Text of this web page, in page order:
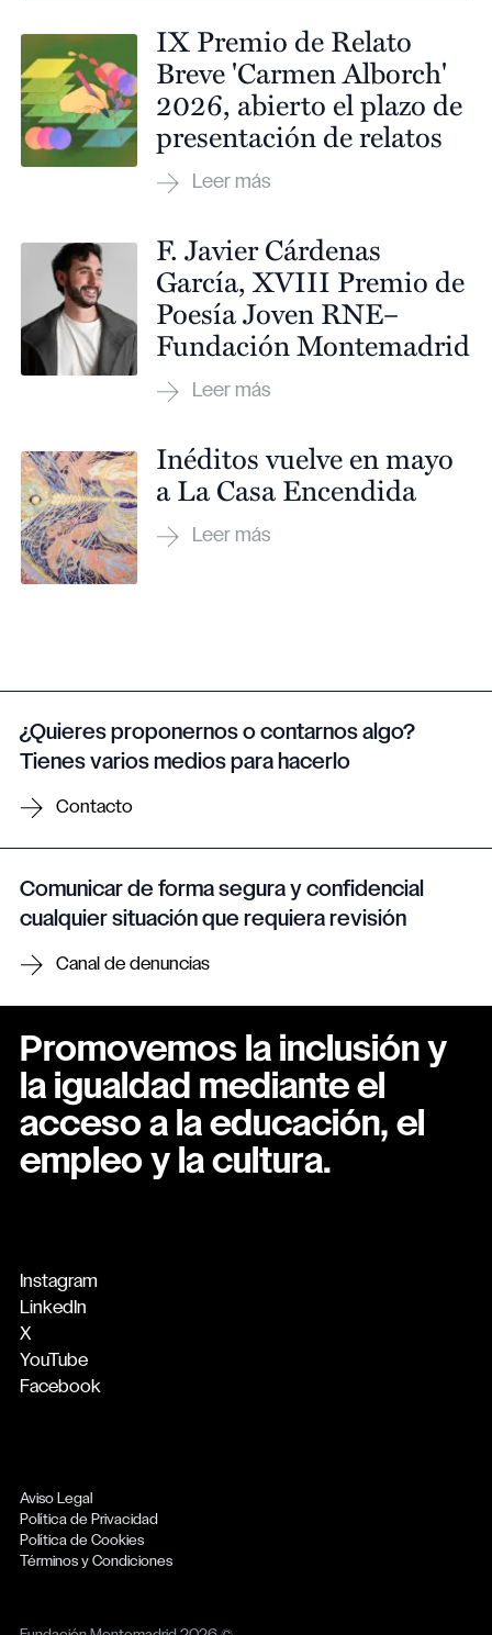
IX Premio de Relato
Breve 'Carmen Alborch'
2026, abierto el plazo de
presentación de relatos
F. Javier Cárdenas
García, XVIII Premio de
Poesía Joven RNE–
Fundación Montemadrid
Inéditos vuelve en mayo
a La Casa Encendida
¿Quieres proponernos o contarnos algo?
Tienes varios medios para hacerlo
Contacto
Comunicar de forma segura y confidencial
cualquier situación que requiera revisión
Canal de denuncias
Promovemos la inclusión y
la igualdad mediante el
acceso a la educación, el
empleo y la cultura.
Instagram
LinkedIn
X
YouTube
Facebook
Aviso Legal
Política de Privacidad
Política de Cookies
Términos y Condiciones